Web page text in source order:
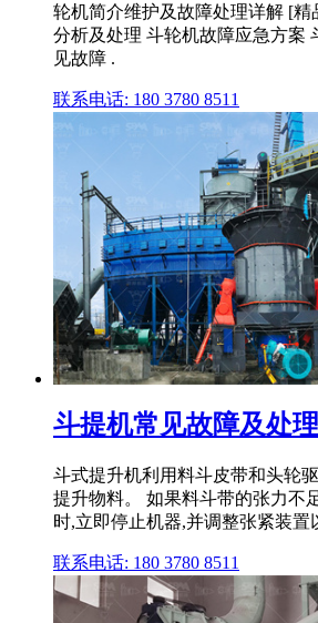
轮机简介维护及故障处理详解 [精
分析及处理 斗轮机故障应急方案
见故障 .
联系电话: 180 3780 8511
斗提机常见故障及处
斗式提升机利用料斗皮带和头轮
提升物料。 如果料斗带的张力不
时,立即停止机器,并调整张紧装置
联系电话: 180 3780 8511